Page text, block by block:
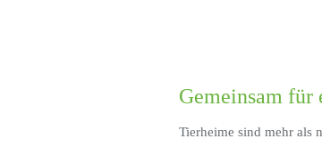
Gemeinsam für
Tierheime sind mehr als